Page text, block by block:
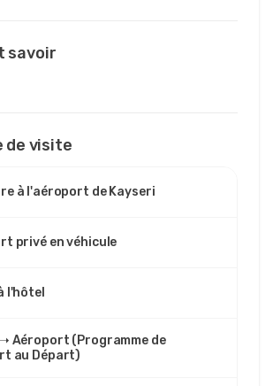
savoir
de visite
à l'aéroport de Kayseri
privé en véhicule
l'hôtel
Aéroport (Programme de
au Départ)